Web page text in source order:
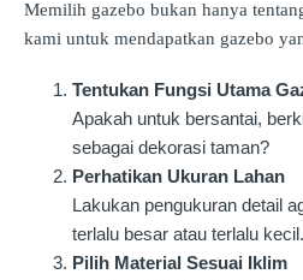
Memilih gazebo bukan hanya
kami untuk mendapatkan gazebo
Tentukan Fungsi Utama
Apakah untuk bersantai,
sebagai dekorasi taman?
Perhatikan Ukuran Lahan
Lakukan pengukuran detail
terlalu besar atau terlalu kecil.
Pilih Material Sesuai Iklim